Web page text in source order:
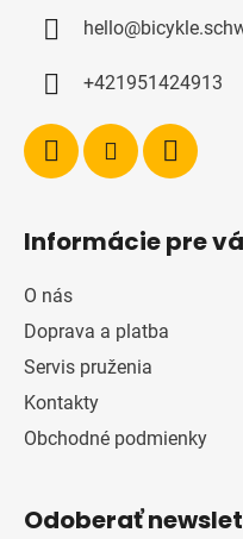
hello@
+421951424913
Informácie pre
O nás
Doprava a platba
Servis pruženia
Kontakty
Obchodné podmienky
Odoberať